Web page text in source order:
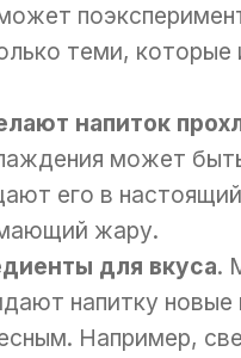
теми,
напиток
может
его в
жару.
для вкуса.
напитку
Например,